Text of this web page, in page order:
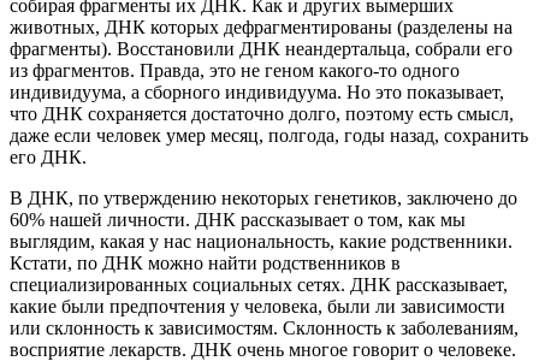
собирая фрагменты их ДНК. Как и других вымерших
животных, ДНК которых дефрагментированы (разделены на
фрагменты). Восстановили ДНК неандертальца, собрали его
из фрагментов. Правда, это не геном какого-то одного
индивидуума, а сборного индивидуума. Но это показывает,
что ДНК сохраняется достаточно долго, поэтому есть смысл,
даже если человек умер месяц, полгода, годы назад, сохранить
его ДНК.
В ДНК, по утверждению некоторых генетиков, заключено до
60% нашей личности. ДНК рассказывает о том, как мы
выглядим, какая у нас национальность, какие родственники.
Кстати, по ДНК можно найти родственников в
специализированных социальных сетях. ДНК рассказывает,
какие были предпочтения у человека, были ли зависимости
или склонность к зависимостям. Склонность к заболеваниям,
восприятие лекарств. ДНК очень многое говорит о человеке.